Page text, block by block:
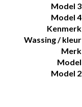
Model 3
Model 4
Kenmerk
Wassing / kleur
Merk
Model
Model 2